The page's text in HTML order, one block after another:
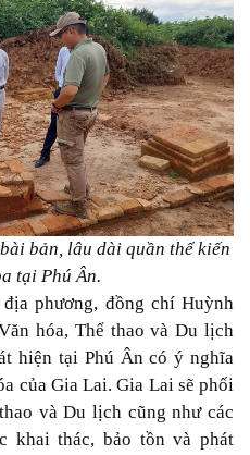
bản, lâu dài quần thể kiến
tại Phú Ân.
phương, đồng chí Huỳnh
hóa, Thể thao và Du lịch
hiện tại Phú Ân có ý nghĩa
của Gia Lai. Gia Lai sẽ phối
và Du lịch cũng như các
khai thác, bảo tồn và phát